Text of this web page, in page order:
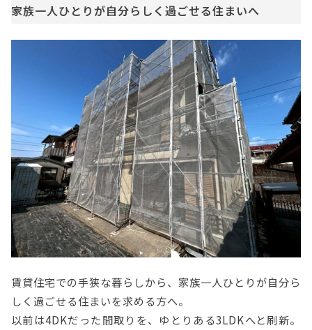
家族一人ひとりが自分らしく過ごせる住まいへ
賃貸住宅での手狭な暮らしから、家族一人ひとりが自分ら
しく過ごせる住まいを求める方へ。
以前は4DKだった間取りを、ゆとりある3LDKへと刷新。